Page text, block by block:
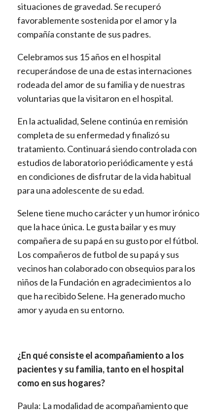
situaciones de gravedad. Se recuperó
favorablemente sostenida por el amor y la
compañía constante de sus padres.
Celebramos sus 15 años en el hospital
recuperándose de una de estas internaciones
rodeada del amor de su familia y de nuestras
voluntarias que la visitaron en el hospital.
En la actualidad, Selene continúa en remisión
completa de su enfermedad y finalizó su
tratamiento. Continuará siendo controlada con
estudios de laboratorio periódicamente y está
en condiciones de disfrutar de la vida habitual
para una adolescente de su edad.
Selene tiene mucho carácter y un humor irónico
que la hace única. Le gusta bailar y es muy
compañera de su papá en su gusto por el fútbol.
Los compañeros de futbol de su papá y sus
vecinos han colaborado con obsequios para los
niños de la Fundación en agradecimientos a lo
que ha recibido Selene. Ha generado mucho
amor y ayuda en su entorno.
¿En qué consiste el acompañamiento a los
pacientes y su familia, tanto en el hospital
como en sus hogares?
Paula: La modalidad de acompañamiento que